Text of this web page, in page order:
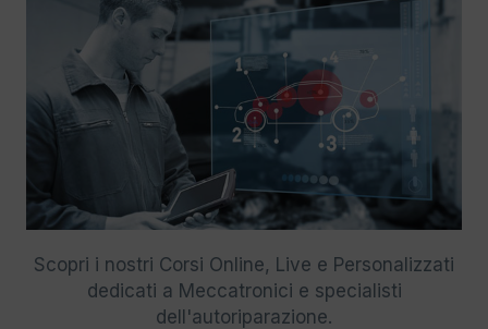
Scopri i nostri Corsi Online, Live e Personalizzati
dedicati a Meccatronici e specialisti
dell'autoriparazione.